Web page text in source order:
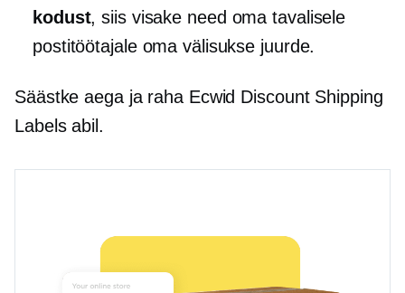
kodust, siis visake need oma tavalisele
postitöötajale oma välisukse juurde.
Säästke aega ja raha Ecwid Discount Shipping
Labels abil.